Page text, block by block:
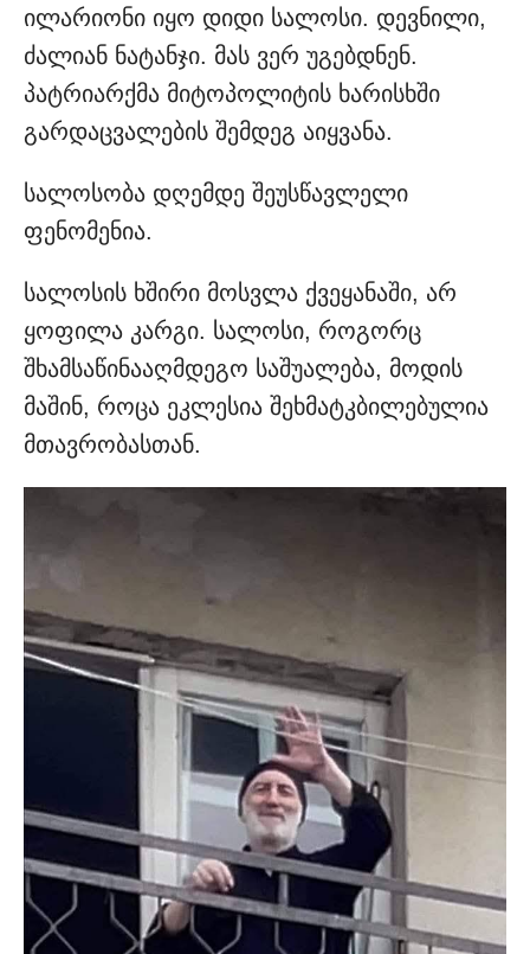
ილარიონი იყო დიდი სალოსი. დევნილი,
ძალიან ნატანჯი. მას ვერ უგებდნენ.
პატრიარქმა მიტოპოლიტის ხარისხში
გარდაცვალების შემდეგ აიყვანა.
სალოსობა დღემდე შეუსწავლელი
ფენომენია.
სალოსის ხშირი მოსვლა ქვეყანაში, არ
ყოფილა კარგი. სალოსი, როგორც
შხამსაწინააღმდეგო საშუალება, მოდის
მაშინ, როცა ეკლესია შეხმატკბილებულია
მთავრობასთან.